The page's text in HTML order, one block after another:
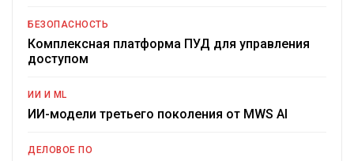
БЕЗОПАСНОСТЬ
Комплексная платформа ПУД для управления
доступом
ИИ И ML
ИИ-модели третьего поколения от MWS AI
ДЕЛОВОЕ ПО